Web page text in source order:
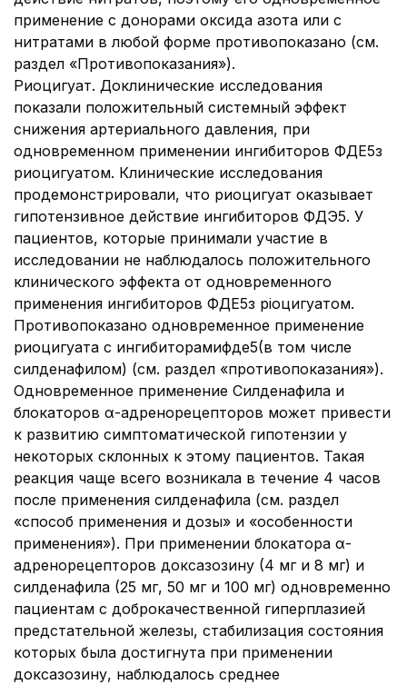
применение с донорами оксида азота или с
нитратами в любой форме противопоказано (см.
раздел «Противопоказания»).
Риоцигуат. Доклинические исследования
показали положительный системный эффект
снижения артериального давления, при
одновременном применении ингибиторов ФДЕ5з
риоцигуатом. Клинические исследования
продемонстрировали, что риоцигуат оказывает
гипотензивное действие ингибиторов ФДЭ5. У
пациентов, которые принимали участие в
исследовании не наблюдалось положительного
клинического эффекта от одновременного
применения ингибиторов ФДЕ5з ріоцигуатом.
Противопоказано одновременное применение
риоцигуата с ингибиторамифде5(в том числе
силденафилом) (см. раздел «противопоказания»).
Одновременное применение Силденафила и
блокаторов α-адренорецепторов может привести
к развитию симптоматической гипотензии у
некоторых склонных к этому пациентов. Такая
реакция чаще всего возникала в течение 4 часов
после применения силденафила (см. раздел
«способ применения и дозы» и «особенности
применения»). При применении блокатора α-
адренорецепторов доксазозину (4 мг и 8 мг) и
силденафила (25 мг, 50 мг и 100 мг) одновременно
пациентам с доброкачественной гиперплазией
предстательной железы, стабилизация состояния
которых была достигнута при применении
доксазозину, наблюдалось среднее